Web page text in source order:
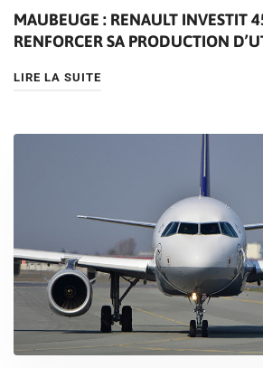
MAUBEUGE : RENAULT INVESTIT
RENFORCER SA PRODUCTION
LIRE LA SUITE